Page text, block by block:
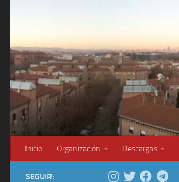
Inicio Organización Descargas
SEGUIR: